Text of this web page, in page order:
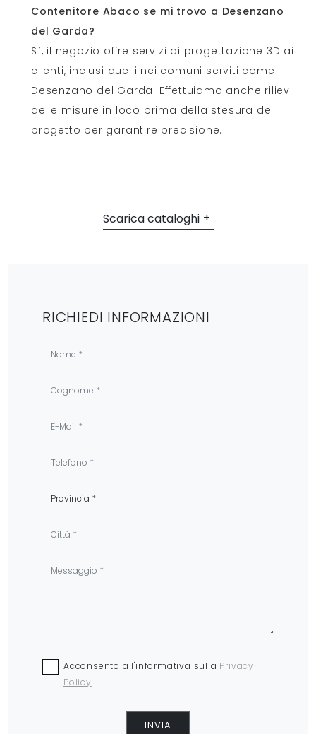
Contenitore Abaco se mi trovo a Desenzano
del Garda?
Sì, il negozio offre servizi di progettazione 3D ai
clienti, inclusi quelli nei comuni serviti come
Desenzano del Garda. Effettuiamo anche rilievi
delle misure in loco prima della stesura del
progetto per garantire precisione.
Scarica cataloghi
RICHIEDI INFORMAZIONI
Acconsento all'informativa sulla Privacy
Policy
INVIA